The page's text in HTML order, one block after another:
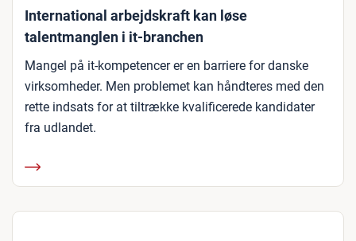
International arbejdskraft kan løse
talentmanglen i it-branchen
Mangel på it-kompetencer er en barriere for danske
virksomheder. Men problemet kan håndteres med den
rette indsats for at tiltrække kvalificerede kandidater
fra udlandet.